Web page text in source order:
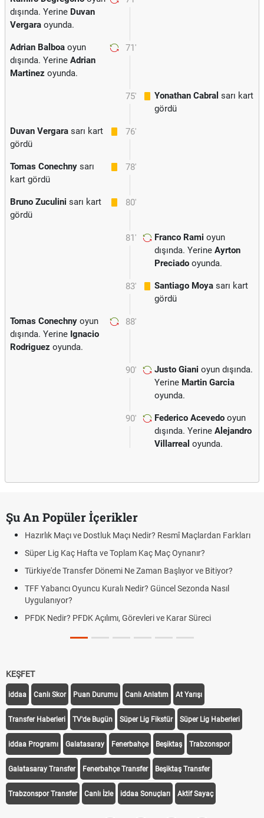
dışında. Yerine Duvan
Vergara oyunda.
71'
Adrian Balboa oyun
dışında. Yerine Adrian
Martinez oyunda.
75' Yonathan Cabral sarı kart
gördü
76'
Duvan Vergara sarı kart
gördü
78'
Tomas Conechny sarı
kart gördü
80'
Bruno Zuculini sarı kart
gördü
81' Franco Rami oyun
dışında. Yerine Ayrton
Preciado oyunda.
83' Santiago Moya sarı kart
gördü
88'
Tomas Conechny oyun
dışında. Yerine Ignacio
Rodriguez oyunda.
90' Justo Giani oyun dışında.
Yerine Martin Garcia
oyunda.
90' Federico Acevedo oyun
dışında. Yerine Alejandro
Villarreal oyunda.
Şu An Popüler İçerikler
Hazırlık Maçı ve Dostluk Maçı Nedir? Resmî Maçlardan Farkları
Süper Lig Kaç Hafta ve Toplam Kaç Maç Oynanır?
Türkiye'de Transfer Dönemi Ne Zaman Başlıyor ve Bitiyor?
TFF Yabancı Oyuncu Kuralı Nedir? Güncel Sezonda Nasıl
Uygulanıyor?
PFDK Nedir? PFDK Açılımı, Görevleri ve Karar Süreci
KEŞFET
iddaa Canlı Skor Puan Durumu Canlı Anlatım At Yarışı
Transfer Haberleri TV'de Bugün Süper Lig Fikstür Süper Lig Haberleri
iddaa Programı Galatasaray Fenerbahçe Beşiktaş Trabzonspor
Galatasaray Transfer Fenerbahçe Transfer Beşiktaş Transfer
Trabzonspor Transfer Canlı İzle iddaa Sonuçları Aktif Sayaç